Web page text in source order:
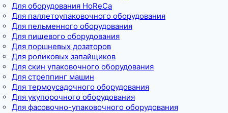
Для оборудования HoReCa
Для паллетоупаковочного оборудования
Для пельменного оборудования
Для пищевого оборудования
Для поршневых дозаторов
Для роликовых запайщиков
Для скин упаковочного оборудования
Для стреппинг машин
Для термоусадочного оборудования
Для укупорочного оборудования
Для фасовочно-упаковочного оборудования